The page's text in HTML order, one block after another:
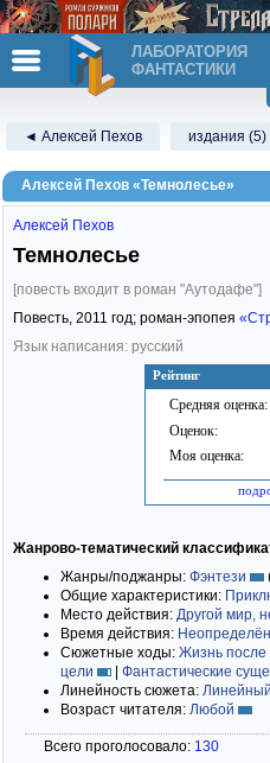
ЛАБОРАТОРИЯ
ФАНТАСТИКИ
◄ Алексей Пехов издания (5)
Алексей Пехов «Темнолесье»
Рейтинг
Средняя оценка:
Оценок:
Моя оценка:
Алексей Пехов
Темнолесье
[повесть входит в роман "Аутодафе"]
Повесть, 2011 год; роман-эпопея
Язык написания: русский
Жанрово-тематический
Жанры/поджанры: Фэнтези
Общие характеристики:
Место действия: Другой мир,
Время действия:
Сюжетные ходы: Жизнь после
цели
| Фантастические
Линейность сюжета: Линейный
Возраст читателя: Любой
Всего проголосовало: 130